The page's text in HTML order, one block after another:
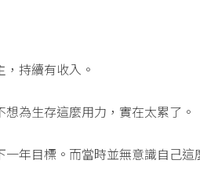
持續有收入。
為生存這麼用力，實在太累了。
年目標。而當時並無意識自己這